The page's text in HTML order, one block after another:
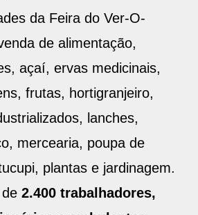
da Feira do Ver-O-
de alimentação,
açaí, ervas medicinais,
frutas, hortigranjeiro,
lanches,
mercearia, poupa de
plantas e jardinagem.
2.400 trabalhadores,